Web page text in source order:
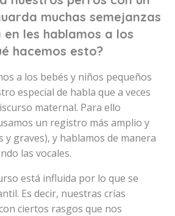
muchas semejanzas
les hablamos a los
hacemos esto?
a los bebés y niños pequeños
especial de habla que a veces
maternal. Para ello
un registro más amplio y
y graves), y hablamos de manera
las vocales.
está influida por lo que se
Es decir, nuestras crías
ciertos rasgos que nos